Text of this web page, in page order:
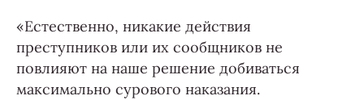
«Естественно, никакие действия
преступников или их сообщников не
повлияют на наше решение добиваться
максимально сурового наказания.